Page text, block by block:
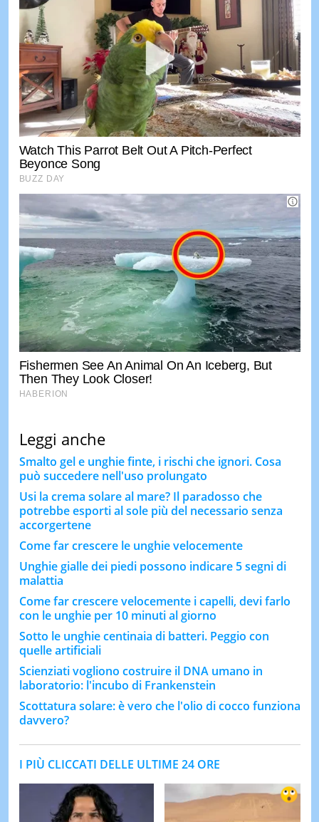
Leggi anche
Smalto gel e unghie finte, i rischi che ignori. Cosa
può succedere nell'uso prolungato
Usi la crema solare al mare? Il paradosso che
potrebbe esporti al sole più del necessario senza
accorgertene
Come far crescere le unghie velocemente
Unghie gialle dei piedi possono indicare 5 segni di
malattia
Come far crescere velocemente i capelli, devi farlo
con le unghie per 10 minuti al giorno
Sotto le unghie centinaia di batteri. Peggio con
quelle artificiali
Scienziati vogliono costruire il DNA umano in
laboratorio: l'incubo di Frankenstein
Scottatura solare: è vero che l'olio di cocco funziona
davvero?
I PIÙ CLICCATI DELLE ULTIME 24 ORE